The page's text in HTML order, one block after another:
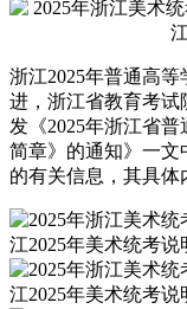
浙江2025年普通高
进，浙江省教育考试
发《2025年浙江省
简章》的通知》一文
的有关信息，其具体